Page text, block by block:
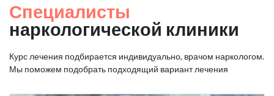
Специалисты
наркологической клиники
Курс лечения подбирается индивидуально, врачом наркологом.
Мы поможем подобрать подходящий вариант лечения